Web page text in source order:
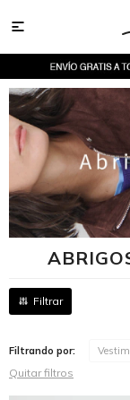

Filtrando por:
Quitar filtros